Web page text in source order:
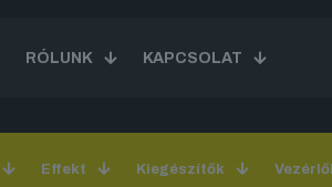
RÓLUNK KAPCSOLAT
Effekt Kiegészítők